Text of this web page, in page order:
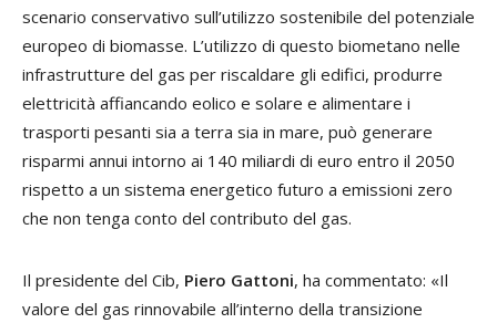
scenario conservativo sull’utilizzo sostenibile del potenziale
europeo di biomasse. L’utilizzo di questo biometano nelle
infrastrutture del gas per riscaldare gli edifici, produrre
elettricità affiancando eolico e solare e alimentare i
trasporti pesanti sia a terra sia in mare, può generare
risparmi annui intorno ai 140 miliardi di euro entro il 2050
rispetto a un sistema energetico futuro a emissioni zero
che non tenga conto del contributo del gas.
Il presidente del Cib, Piero Gattoni, ha commentato: «Il
valore del gas rinnovabile all’interno della transizione